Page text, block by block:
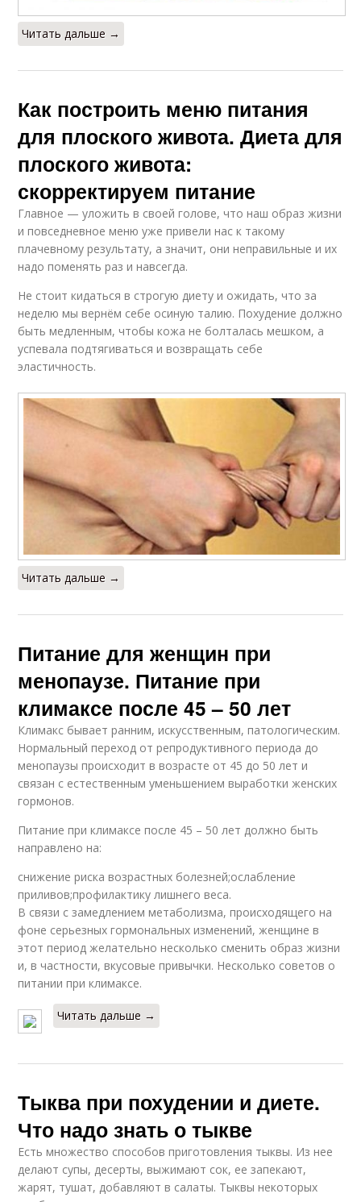
Читать дальше →
Как построить меню питания
для плоского живота. Диета для
плоского живота:
скорректируем питание
Главное — уложить в своей голове, что наш образ жизни
и повседневное меню уже привели нас к такому
плачевному результату, а значит, они неправильные и их
надо поменять раз и навсегда.
Не стоит кидаться в строгую диету и ожидать, что за
неделю мы вернём себе осиную талию. Похудение должно
быть медленным, чтобы кожа не болталась мешком, а
успевала подтягиваться и возвращать себе
эластичность.
Читать дальше →
Питание для женщин при
менопаузе. Питание при
климаксе после 45 – 50 лет
Климакс бывает ранним, искусственным, патологическим.
Нормальный переход от репродуктивного периода до
менопаузы происходит в возрасте от 45 до 50 лет и
связан с естественным уменьшением выработки женских
гормонов.
Питание при климаксе после 45 – 50 лет должно быть
направлено на:
снижение риска возрастных болезней;ослабление
приливов;профилактику лишнего веса.
В связи с замедлением метаболизма, происходящего на
фоне серьезных гормональных изменений, женщине в
этот период желательно несколько сменить образ жизни
и, в частности, вкусовые привычки. Несколько советов о
питании при климаксе.
Читать дальше →
Тыква при похудении и диете.
Что надо знать о тыкве
Есть множество способов приготовления тыквы. Из нее
делают супы, десерты, выжимают сок, ее запекают,
жарят, тушат, добавляют в салаты. Тыквы некоторых